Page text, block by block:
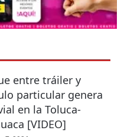
entre tráiler y
particular genera
en la Toluca-
[VIDEO]